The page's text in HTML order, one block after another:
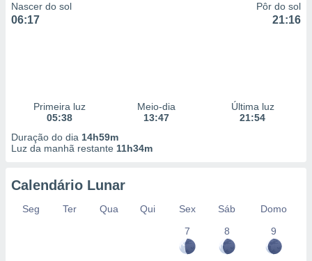
Nascer do sol
06:17
Pôr do sol
21:16
Primeira luz
05:38
Meio-dia
13:47
Última luz
21:54
Duração do dia 14h59m
Luz da manhã restante 11h34m
Calendário Lunar
Seg Ter Qua Qui Sex Sáb
Domo
7
8 9